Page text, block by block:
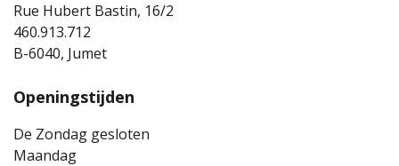
Rue Hubert Bastin, 16/2
460.913.712
B-6040, Jumet
Openingstijden
De Zondag gesloten
Maandag